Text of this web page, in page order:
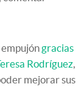
empujón gracias
Rodríguez,
mejorar sus